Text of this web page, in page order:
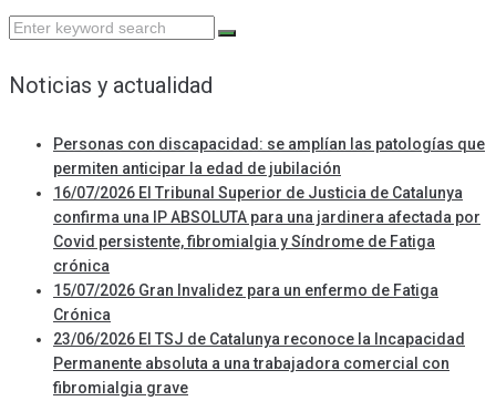
Search
Noticias y actualidad
Personas con discapacidad: se amplían las patologías que
permiten anticipar la edad de jubilación
16/07/2026 El Tribunal Superior de Justicia de Catalunya
confirma una IP ABSOLUTA para una jardinera afectada por
Covid persistente, fibromialgia y Síndrome de Fatiga
crónica
15/07/2026 Gran Invalidez para un enfermo de Fatiga
Crónica
23/06/2026 El TSJ de Catalunya reconoce la Incapacidad
Permanente absoluta a una trabajadora comercial con
fibromialgia grave